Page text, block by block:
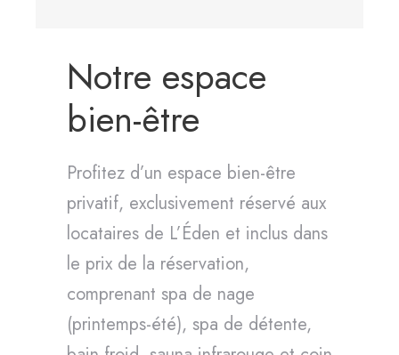
Notre espace
bien-être
Profitez d’un espace bien-être
privatif, exclusivement réservé aux
locataires de L’Éden et inclus dans
le prix de la réservation,
comprenant spa de nage
(printemps-été), spa de détente,